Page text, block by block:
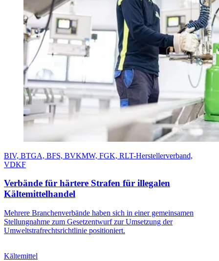
BIV, BTGA, BFS, BVKMW, FGK, RLT-Herstellerverband,
VDKF
Verbände für härtere Strafen für illegalen
Kältemittelhandel
Mehrere Branchenverbände haben sich in einer gemeinsamen
Stellungnahme zum Gesetzentwurf zur Umsetzung der
Umweltstrafrechtsrichtlinie positioniert.
Kältemittel